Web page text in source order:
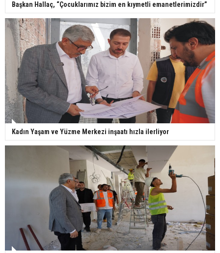
Başkan Hallaç, “Çocuklarımız bizim en kıymetli emanetlerimizdir”
Kadın Yaşam ve Yüzme Merkezi inşaatı hızla ilerliyor